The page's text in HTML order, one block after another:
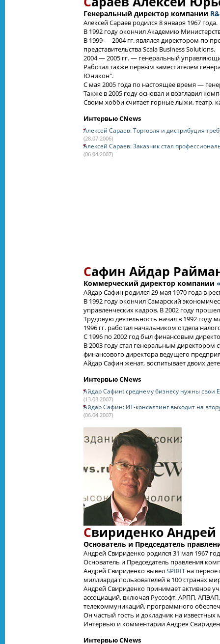
Генеральный директор компании
Алексей Сараев родился 8 января 1967 года.
В 1992 году окончил Академию
В 1999 — 2004 гг. являлся директором по
представительства Scala Business Solutions.
2004 — 2005 гг. — генеральный
Работал также первым заместителем
Юникон".
С мая 2005 года по настоящее время —
Также в 2005 году основал и возглавил
Своим хобби считает горные лыжи, театр,
Интервью CNews
Алексей Сараев: Торговля и дистрибуция
(28.07.2006)
Алексей Сараев: Заказчик стал
(06.04.2007)
Сафин Айдар
Коммерческий директор компании
Айдар Сафин родился 29 мая 1970 года в
В 1992 году окончил Самарский
управленческих кадров. В 2002 году
Трудовую деятельность начал в 1992
1996 гг. работал начальником отдела
С 1996 по 2002 год был финансовым
В 2003 году стал генеральным директором
финансового директора ведущего
Айдар Сафин женат, воспитывает двоих
Интервью CNews
Айдар Сафин: среднему бизнесу нужны свои
(13.03.2007)
Айдар Сафин: ИТ-консалтинг выходит на
(06.04.2007)
Свириденко
Основатель и Председатель
Андрей Свириденко родился 31 мая 1967
Основатель и Председатель правления
Андрей Свириденко вывелSPIRIT на
миллиарда пользователей в 100 странах
Андрей Свириденко принимает активное
ассоциаций, включая Руссофт, АРПП,
телекоммуникаций, программного
Он частый гость и докладчик на
Интервью и комментарии Андрея
Интервью CNews